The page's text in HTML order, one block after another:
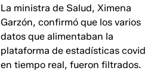
La ministra de Salud, Ximena
Garzón, confirmó que los varios
datos que alimentaban la
plataforma de estadísticas covid
en tiempo real, fueron filtrados.